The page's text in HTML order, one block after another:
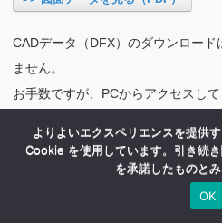
CADデータ（DFX）のダウンロード
ません。
お手数ですが、PCからアクセスして
よりよいエクスペリエンスを提供
Cookie を使用しています。引き続
を承諾したものとみ
OK